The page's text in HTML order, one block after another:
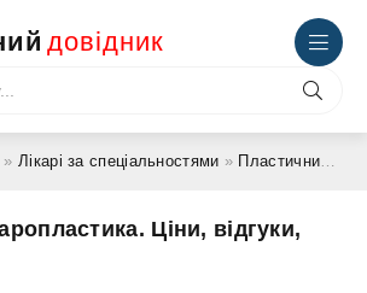
довідник
»Лікарі за спеціальностями » Пластичний хірург
Ціни, відгуки,